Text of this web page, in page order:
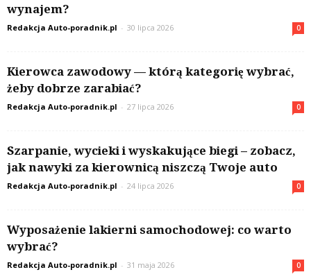
wynajem?
Redakcja Auto-poradnik.pl - 30 lipca 2026 0
Kierowca zawodowy — którą kategorię wybrać,
żeby dobrze zarabiać?
Redakcja Auto-poradnik.pl - 27 lipca 2026 0
Szarpanie, wycieki i wyskakujące biegi – zobacz,
jak nawyki za kierownicą niszczą Twoje auto
Redakcja Auto-poradnik.pl - 24 lipca 2026 0
Wyposażenie lakierni samochodowej: co warto
wybrać?
Redakcja Auto-poradnik.pl - 31 maja 2026 0